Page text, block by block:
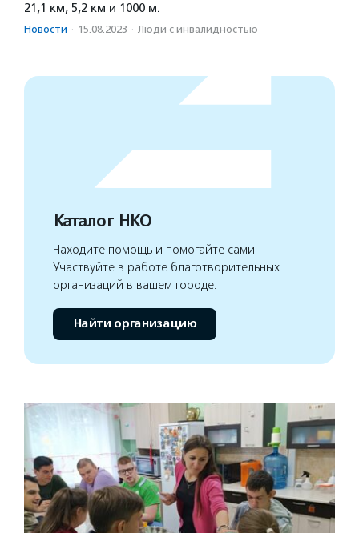
21,1 км, 5,2 км и 1000 м.
Новости · 15.08.2023 · Люди с инвалидностью
Каталог НКО
Находите помощь и помогайте сами.
Участвуйте в работе благотворительных
организаций в вашем городе.
Найти организацию